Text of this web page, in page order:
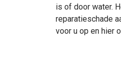
is of door water.
reparatieschade
voor u op en hier